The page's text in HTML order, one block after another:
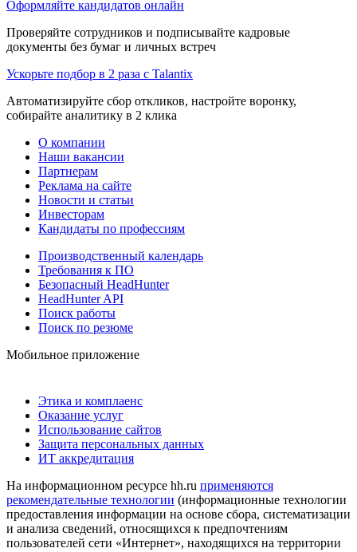
Оформляйте кандидатов онлайн
Проверяйте сотрудников и подписывайте кадровые
документы без бумаг и личных встреч
Ускорьте подбор в 2 раза с Talantix
Автоматизируйте сбор откликов, настройте воронку,
собирайте аналитику в 2 клика
О компании
Наши вакансии
Партнерам
Реклама на сайте
Новости и статьи
Инвесторам
Кандидаты по профессиям
Производственный календарь
Требования к ПО
Безопасный HeadHunter
HeadHunter API
Поиск работы
Поиск по резюме
Мобильное приложение
Этика и комплаенс
Оказание услуг
Использование сайтов
Защита персональных данных
ИТ аккредитация
На информационном ресурсе hh.ru применяются
рекомендательные технологии (информационные технологии
предоставления информации на основе сбора, систематизации
и анализа сведений, относящихся к предпочтениям
пользователей сети «Интернет», находящихся на территории